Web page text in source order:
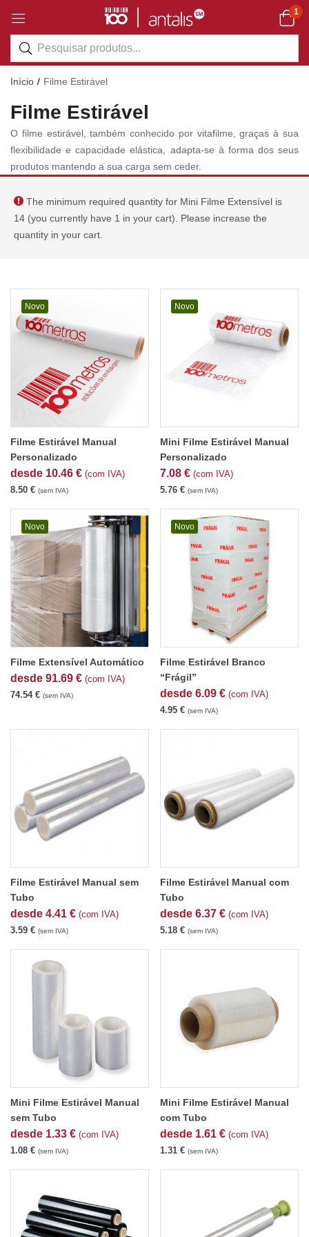
1
Início Filme Estirável
Filme Estirável
O filme estirável, também conhecido por vitafilme, graças à sua
flexibilidade e capacidade elástica, adapta-se à forma dos seus
produtos mantendo a sua carga sem ceder.
The minimum required quantity for Mini Filme Extensível is
14 (you currently have 1 in your cart). Please increase the
quantity in your cart.
Novo
Filme Estirável Manual
Personalizado
desde 10.46 € (com IVA)
8.50 € (sem IVA)
Novo
Mini Filme Estirável Manual
Personalizado
7.08 € (com IVA)
5.76 € (sem IVA)
Novo
Filme Extensível Automático
desde 91.69 € (com IVA)
74.54 € (sem IVA)
Novo
Filme Estirável Branco
“Frágil”
desde 6.09 € (com IVA)
4.95 € (sem IVA)
Filme Estirável Manual sem
Tubo
desde 4.41 € (com IVA)
3.59 € (sem IVA)
Filme Estirável Manual com
Tubo
desde 6.37 € (com IVA)
5.18 € (sem IVA)
Mini Filme Estirável Manual
sem Tubo
desde 1.33 € (com IVA)
1.08 € (sem IVA)
Mini Filme Estirável Manual
com Tubo
desde 1.61 € (com IVA)
1.31 € (sem IVA)